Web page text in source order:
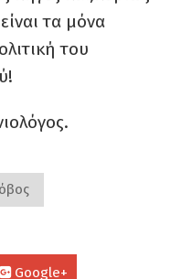
τα μόνα
του
Google+